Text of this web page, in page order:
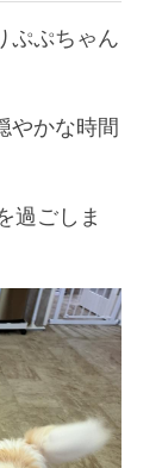
ぷぷちゃん
やかな時間
過ごしま